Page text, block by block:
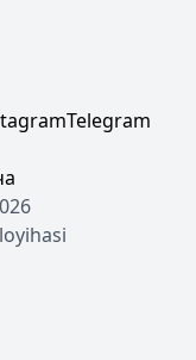
Telegram
loyihasi